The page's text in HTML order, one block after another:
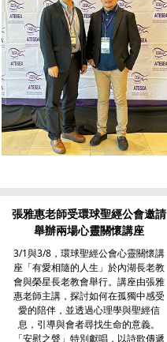
張雅惠老師受環球聖經公會邀請
舉辦兩場心靈關懷講座
3/1與3/8，環球聖經公會心靈關懷講
座「有愛相隨的人生」於內湖長老教
會與榮星長老教會舉行。講座由張雅
惠老師主講，探討如何在孤獨中感受
愛的陪伴，並透過心理學與聖經信
息，引導與會者尋找生命的意義。
「安慰之聲」特別獻唱，以詩歌傳遞